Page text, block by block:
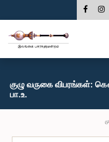
குழு வருகை விபரங்கள்:
பா.உ.